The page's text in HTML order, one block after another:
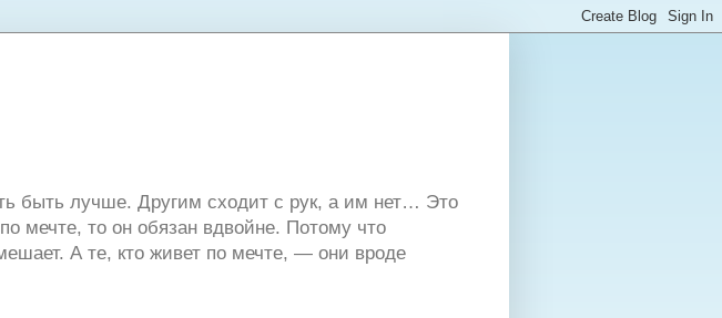
быть лучше. Другим сходит с рук, а им нет… Это
мечте, то он обязан вдвойне. Потому что
А те, кто живет по мечте, — они вроде